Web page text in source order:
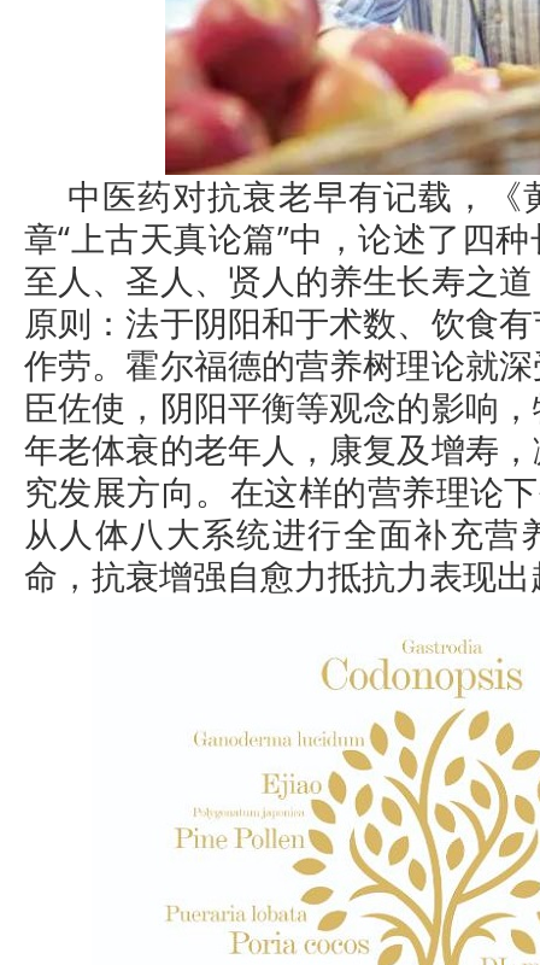
中医药对抗衰老早有记载，《
章“上古天真论篇”中，论述了四
至人、圣人、贤人的养生长寿之
原则：法于阴阳和于术数、饮食
作劳。霍尔福德的营养树理论就
臣佐使，阴阳平衡等观念的影响
年老体衰的老年人，康复及增寿
究发展方向。在这样的营养理论
从人体八大系统进行全面补充营
命，抗衰增强自愈力抵抗力表现